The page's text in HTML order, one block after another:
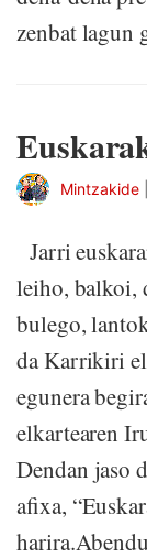
zenbat lagun
Mintzakide
Jarri
leiho, balkoi,
bulego,
da Karrikiri
egunera
elkartearen
Dendan jaso
afixa,